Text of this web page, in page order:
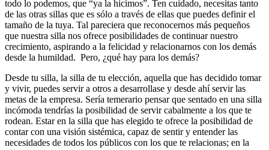
todo lo podemos, que “ya la hicimos”. Ten cuidado, necesitas tanto
de las otras sillas que es sólo a través de ellas que puedes definir el
tamaño de la tuya. Tal pareciera que reconocernos más pequeños
que nuestra silla nos ofrece posibilidades de continuar nuestro
crecimiento, aspirando a la felicidad y relacionarnos con los demás
desde la humildad. Pero, ¿qué hay para los demás?
Desde tu silla, la silla de tu elección, aquella que has decidido tomar
y vivir, puedes servir a otros a desarrollase y desde ahí servir las
metas de la empresa. Sería temerario pensar que sentado en una silla
incómoda tendrías la posibilidad de servir cabalmente a los que te
rodean. Estar en la silla que has elegido te ofrece la posibilidad de
contar con una visión sistémica, capaz de sentir y entender las
necesidades de todos los públicos con los que te relacionas; en la